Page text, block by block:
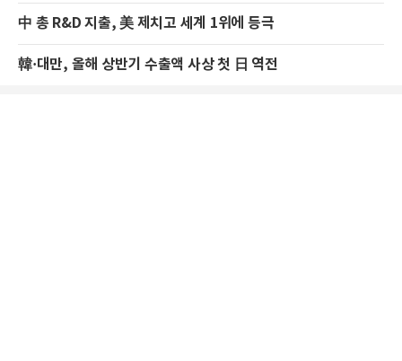
中 총 R&D 지출, 美 제치고 세계 1위에 등극
韓·대만, 올해 상반기 수출액 사상 첫 日 역전